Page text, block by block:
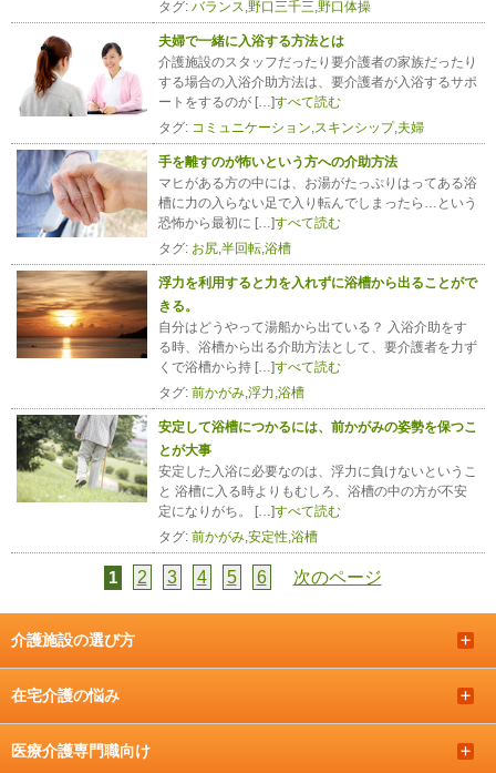
タグ: バランス,野口三千三,野口体操
夫婦で一緒に入浴する方法とは
介護施設のスタッフだったり要介護者の家族だったり
する場合の入浴介助方法は、要介護者が入浴するサポ
ートをするのが […]すべて読む
タグ: コミュニケーション,スキンシップ,夫婦
手を離すのが怖いという方への介助方法
マヒがある方の中には、お湯がたっぷりはってある浴
槽に力の入らない足で入り転んでしまったら…という
恐怖から最初に […]すべて読む
タグ: お尻,半回転,浴槽
浮力を利用すると力を入れずに浴槽から出ることがで
きる。
自分はどうやって湯船から出ている？ 入浴介助をす
る時、浴槽から出る介助方法として、要介護者を力ず
くで浴槽から持 […]すべて読む
タグ: 前かがみ,浮力,浴槽
安定して浴槽につかるには、前かがみの姿勢を保つこ
とが大事
安定した入浴に必要なのは、浮力に負けないというこ
と 浴槽に入る時よりもむしろ、浴槽の中の方が不安
定になりがち。 […]すべて読む
タグ: 前かがみ,安定性,浴槽
1 2 3 4 5 6 次のページ
介護施設の選び方
在宅介護の悩み
医療介護専門職向け